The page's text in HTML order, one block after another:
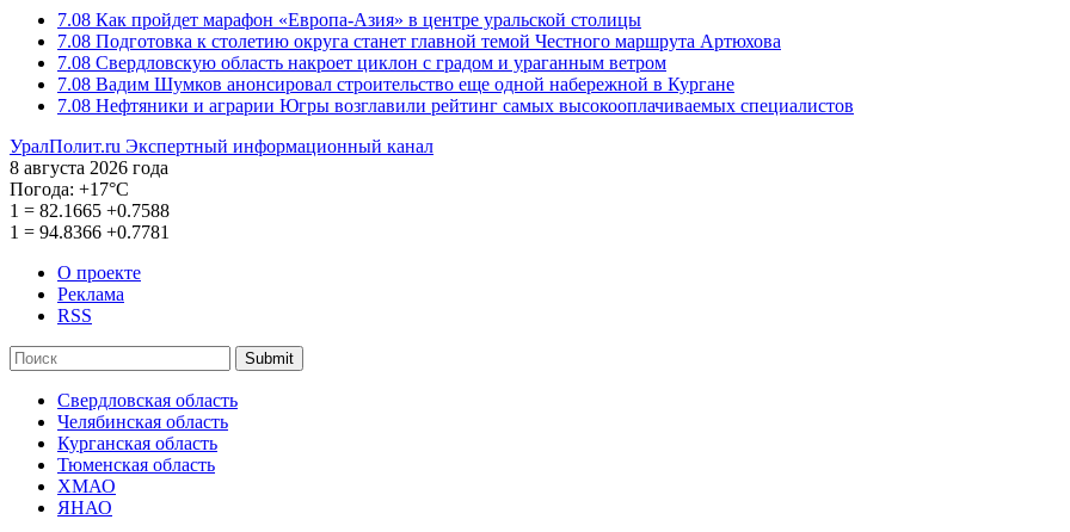
7.08 Как пройдет марафон «Европа-Азия» в центре уральской столицы
7.08 Подготовка к столетию округа станет главной темой Честного маршрута Артюхова
7.08 Свердловскую область накроет циклон с градом и ураганным ветром
7.08 Вадим Шумков анонсировал строительство еще одной набережной в Кургане
7.08 Нефтяники и аграрии Югры возглавили рейтинг самых высокооплачиваемых специалистов
УралПолит.ru Экспертный информационный канал
8 августа 2026 года
Погода: +17°С
1 = 82.1665 +0.7588
1 = 94.8366 +0.7781
О проекте
Реклама
RSS
Submit
Свердловская область
Челябинская область
Курганская область
Тюменская область
ХМАО
ЯНАО